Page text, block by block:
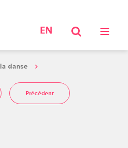
EN
danse
Précédent